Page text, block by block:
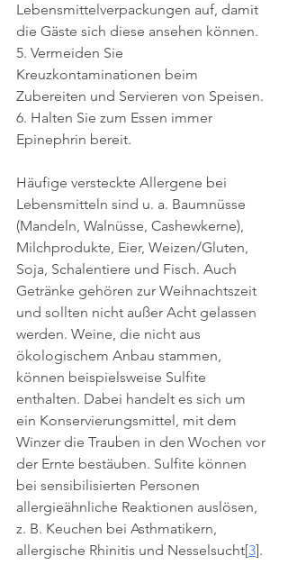
Lebensmittelverpackungen auf, damit
die Gäste sich diese ansehen können.
5. Vermeiden Sie
Kreuzkontaminationen beim
Zubereiten und Servieren von Speisen.
6. Halten Sie zum Essen immer
Epinephrin bereit.
Häufige versteckte Allergene bei
Lebensmitteln sind u. a. Baumnüsse
(Mandeln, Walnüsse, Cashewkerne),
Milchprodukte, Eier, Weizen/Gluten,
Soja, Schalentiere und Fisch. Auch
Getränke gehören zur Weihnachtszeit
und sollten nicht außer Acht gelassen
werden. Weine, die nicht aus
ökologischem Anbau stammen,
können beispielsweise Sulfite
enthalten. Dabei handelt es sich um
ein Konservierungsmittel, mit dem
Winzer die Trauben in den Wochen vor
der Ernte bestäuben. Sulfite können
bei sensibilisierten Personen
allergieähnliche Reaktionen auslösen,
z. B. Keuchen bei Asthmatikern,
allergische Rhinitis und Nesselsucht[3].